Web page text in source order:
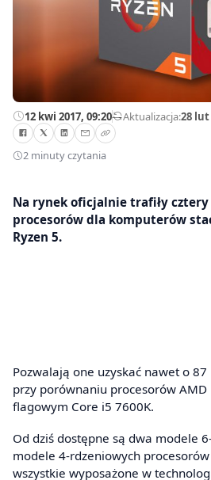
12 kwi 2017, 09:20—Aktualizacja:28 lut
2 minuty czytania
Na rynek oficjalnie trafiły
procesorów dla komputerów
Ryzen 5.
Pozwalają one uzyskać nawet o
przy porównaniu procesorów AMD
flagowym Core i5 7600K.
Od dziś dostępne są dwa modele
modele 4-rdzeniowych procesorów
wszystkie wyposażone w